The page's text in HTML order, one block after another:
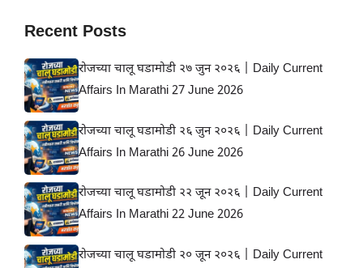
Recent Posts
रोजच्या चालू घडामोडी २७ जुन २०२६ | Daily Current
Affairs In Marathi 27 June 2026
रोजच्या चालू घडामोडी २६ जुन २०२६ | Daily Current
Affairs In Marathi 26 June 2026
रोजच्या चालू घडामोडी २२ जून २०२६ | Daily Current
Affairs In Marathi 22 June 2026
रोजच्या चालू घडामोडी २० जून २०२६ | Daily Current